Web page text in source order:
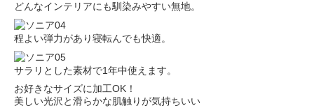
どんなインテリアにも馴染みやすい無地。
程よい弾力があり寝転んでも快適。
サラリとした素材で1年中使えます。
お好きなサイズに加工OK！
美しい光沢と滑らかな肌触りが気持ちいい